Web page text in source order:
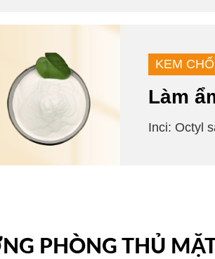
KEM
Làm
Inci: Octyl
PHÒNG THỦ